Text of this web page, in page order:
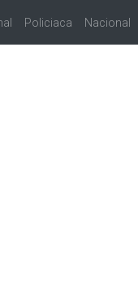
Policiaca Nacional